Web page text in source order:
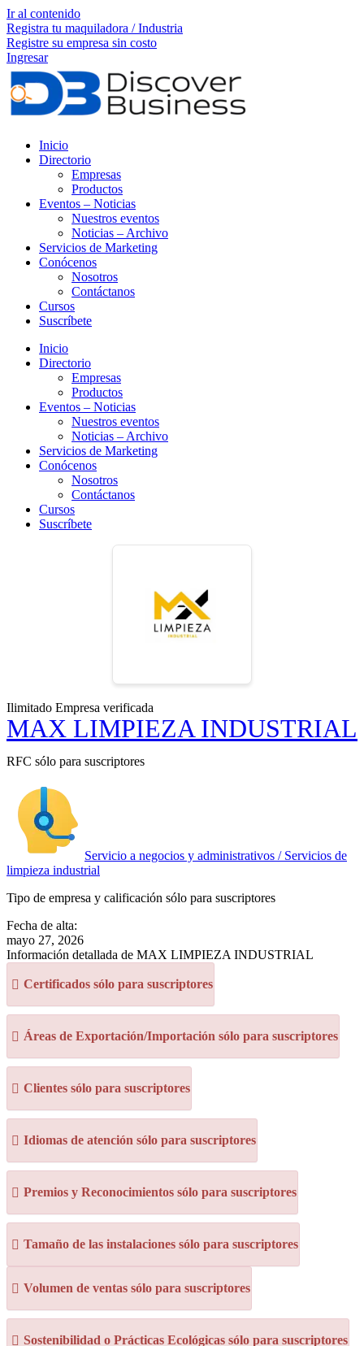
Ir al contenido
Registra tu maquiladora / Industria
Registre su empresa sin costo
Ingresar
Inicio
Directorio
Empresas
Productos
Eventos – Noticias
Nuestros eventos
Noticias – Archivo
Servicios de Marketing
Conócenos
Nosotros
Contáctanos
Cursos
Suscríbete
Inicio
Directorio
Empresas
Productos
Eventos – Noticias
Nuestros eventos
Noticias – Archivo
Servicios de Marketing
Conócenos
Nosotros
Contáctanos
Cursos
Suscríbete
Ilimitado Empresa verificada
MAX LIMPIEZA INDUSTRIAL
RFC sólo para suscriptores
Servicio a negocios y administrativos / Servicios de
limpieza industrial
Tipo de empresa y calificación sólo para suscriptores
Fecha de alta:
mayo 27, 2026
Información detallada de MAX LIMPIEZA INDUSTRIAL
Certificados sólo para suscriptores
Áreas de Exportación/Importación sólo para suscriptores
Clientes sólo para suscriptores
Idiomas de atención sólo para suscriptores
Premios y Reconocimientos sólo para suscriptores
Tamaño de las instalaciones sólo para suscriptores
Volumen de ventas sólo para suscriptores
Sostenibilidad o Prácticas Ecológicas sólo para suscriptores